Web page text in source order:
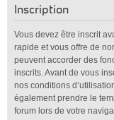
Inscription
Vous devez être inscrit
rapide et vous offre de
peuvent accorder des
inscrits. Avant de vous
nos conditions
également prendre le
forum lors de votre